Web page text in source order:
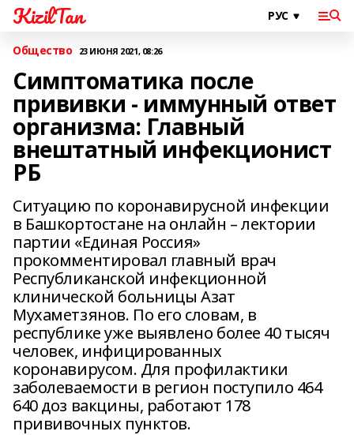
KizilTan
Общество 23 ИЮНЯ 2021, 08:26
Симптоматика после
прививки - иммунный ответ
организма: Главный
внештатный инфекционист
РБ
Ситуацию по коронавирусной инфекции
в Башкортостане на онлайн – лектории
партии «Единая Россия»
прокомментировал главный врач
Республиканской инфекционной
клинической больницы Азат
Мухаметзянов. По его словам, в
республике уже выявлено более 40 тысяч
человек, инфицированных
коронавирусом. Для профилактики
заболеваемости в регион поступило 464
640 доз вакцины, работают 178
прививочных пунктов.